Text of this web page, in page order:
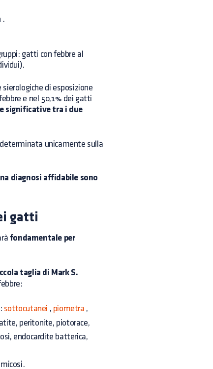
.
gatti con febbre al
di esposizione
e nel 50,1% dei gatti
significative tra i due
determinata unicamente sulla
diagnosi affidabile sono
gatti
fondamentale per
taglia di Mark S.
sottocutanei , piometra ,
peritonite, piotorace,
endocardite batterica,